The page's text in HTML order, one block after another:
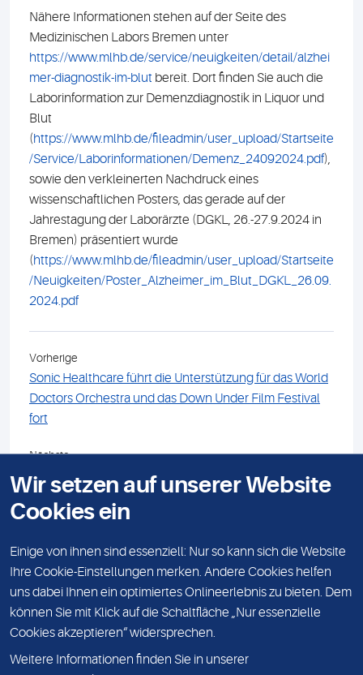
Nähere Informationen stehen auf der Seite des
Medizinischen Labors Bremen unter
https://www.mlhb.de/service/neuigkeiten/detail/alzhei
mer-diagnostik-im-blut bereit. Dort finden Sie auch die
Laborinformation zur Demenzdiagnostik in Liquor und
Blut
(https://www.mlhb.de/fileadmin/user_upload/Startseite
/Service/Laborinformationen/Demenz_24092024.pdf),
sowie den verkleinerten Nachdruck eines
wissenschaftlichen Posters, das gerade auf der
Jahrestagung der Laborärzte (DGKL, 26.-27.9.2024 in
Bremen) präsentiert wurde
(https://www.mlhb.de/fileadmin/user_upload/Startseite
/Neuigkeiten/Poster_Alzheimer_im_Blut_DGKL_26.09.
2024.pdf
Vorherige
Sonic Healthcare führt die Unterstützung für das World
Doctors Orchestra und das Down Under Film Festival
fort
Nächste
Sonic Healthcare unterstützt auch in 2024 den DGKL-
Nachwuchsförderpreis
KONTAKT
IMPRESSUM
DATENSCHUTZ
KARRIERE
Wir setzen auf unserer Website
Cookies ein
Einige von ihnen sind essenziell: Nur so kann sich die Website
Ihre Cookie-Einstellungen merken. Andere Cookies helfen
uns dabei Ihnen ein optimiertes Onlineerlebnis zu bieten. Dem
können Sie mit Klick auf die Schaltfläche „Nur essenzielle
Cookies akzeptieren“ widersprechen.
Weitere Informationen finden Sie in unserer